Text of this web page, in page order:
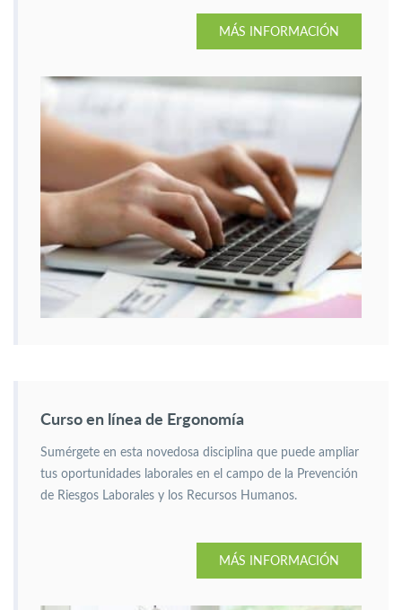
MÁS INFORMACIÓN
Curso en línea de Ergonomía
Sumérgete en esta novedosa disciplina que puede ampliar
tus oportunidades laborales en el campo de la Prevención
de Riesgos Laborales y los Recursos Humanos.
MÁS INFORMACIÓN